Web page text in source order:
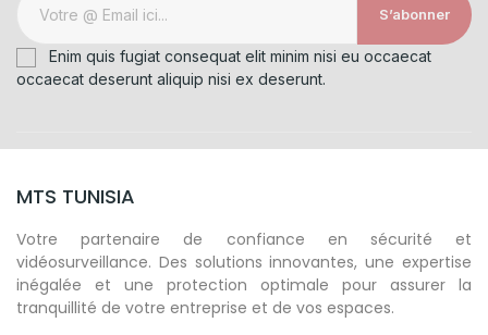
S’abonner
Enim quis fugiat consequat elit minim nisi eu occaecat
occaecat deserunt aliquip nisi ex deserunt.
MTS TUNISIA
Votre partenaire de confiance en sécurité et
vidéosurveillance. Des solutions innovantes, une expertise
inégalée et une protection optimale pour assurer la
tranquillité de votre entreprise et de vos espaces.